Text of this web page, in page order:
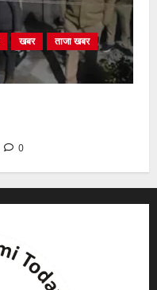
खबर
ताजा खबर
0